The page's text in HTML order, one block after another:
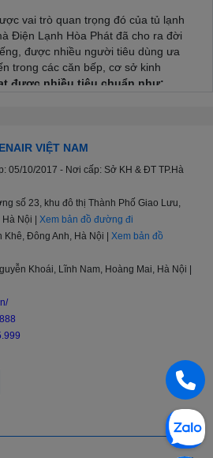
vai trò quan trọng đó của tủ lạnh
Điện Lạnh Hòa Phát đã cho ra đời
được nhiều người tiêu dùng ưa
trong các căn bếp, cơ sở kinh
được nhiều tiêu chuẩn như:
độ an toàn đối với tủ lạnh, tủ đông
đá TCVN 5699-2-24:1998.
Việt Nam TCVN 7828:2016; TCVN
gia về tương thích điện từ đối với
gia dụng và các mục đích tương tự
chinh phục người dùng bởi các
nano mét nên có thể bao bọc trực
phá vỡ cấu trúc của tế bào, tiêu diệt
triển của vi khuẩn. Không những thế,
bảo quản thực phẩm tốt hơn, tươi
dưỡng chất.
ngăn khoa học
: Tủ lạnh Funiki có
– 209l, có cả loại thường lẫn loại
lạnh trực tiếp lẫn làm lạnh gián tiếp với 2
Một chiếc tủ có thể có nhiều ngăn
VIỆT NAM
05/10/2017 - Nơi cấp: Sở KH & ĐT TP.Hà
số 23, khu đô thị Thành Phố Giao Lưu,
Nội | Xem bản đồ đường đi
Khê, Đông Anh, Hà Nội | Xem bản đồ
Khoái, Lĩnh Nam, Hoàng Mai, Hà Nội |